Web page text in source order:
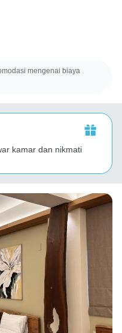
mengenai biaya
kamar dan nikmati